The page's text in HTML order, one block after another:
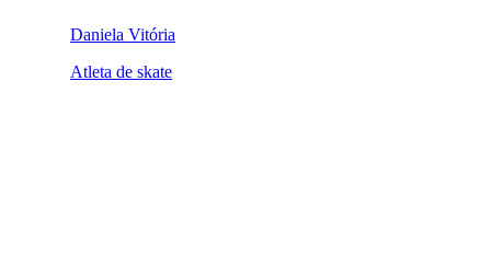
Daniela Vitória
Atleta de skate